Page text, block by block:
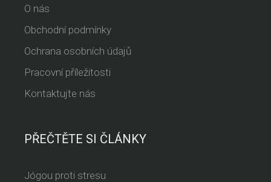
O nás
Obchodní podmínky
Ochrana osobních údajů
Pracovní příležitosti
Kontaktujte nás
PŘEČTĚTE SI ČLÁNKY
Jógou proti stresu